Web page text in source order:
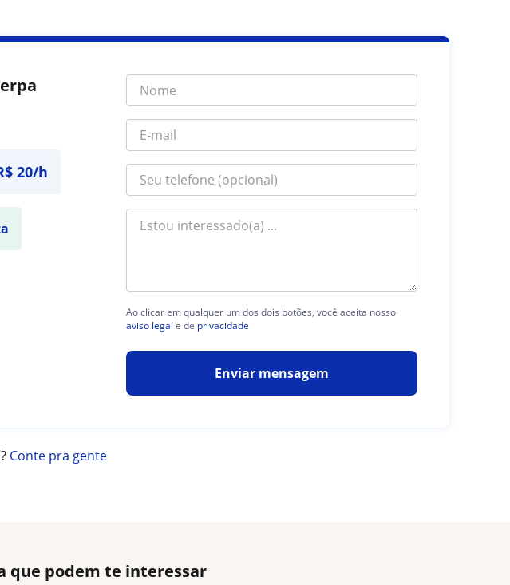
20/h
Ao clicar em qualquer um dos dois botões, você aceita nosso
aviso legal e de privacidade
Enviar mensagem
Conte pra gente
que podem te interessar